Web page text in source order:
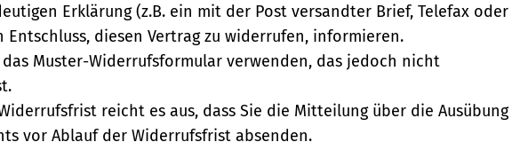
Erklärung (z.B. ein mit der Post versandter Brief, Telefax oder
Entschluss, diesen Vertrag zu widerrufen, informieren.
Muster-Widerrufsformular verwenden, das jedoch nicht
reicht es aus, dass Sie die Mitteilung über die Ausübung
vor Ablauf der Widerrufsfrist absenden.